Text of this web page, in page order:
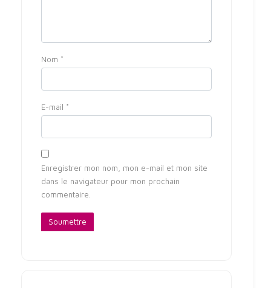
Nom *
E-mail *
Enregistrer mon nom, mon e-mail et mon site
dans le navigateur pour mon prochain
commentaire.